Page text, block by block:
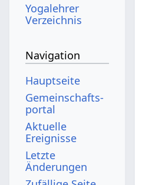
Yogalehrer
Verzeichnis
Navigation
Hauptseite
Gemeinschafts­
portal
Aktuelle
Ereignisse
Letzte
Änderungen